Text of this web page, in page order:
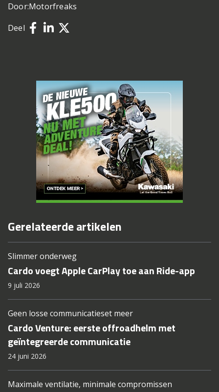
Door:Motorfreaks
Deel
Gerelateerde artikelen
Slimmer onderweg
Cardo voegt Apple CarPlay toe aan Ride-app
9 juli 2026
Geen losse communicatieset meer
Cardo Venture: eerste offroadhelm met
geïntegreerde communicatie
24 juni 2026
Maximale ventilatie, minimale compromissen